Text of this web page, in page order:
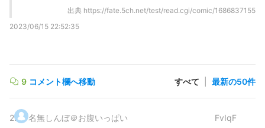
出典 https://fate.5ch.net/test/read.cgi/comic/1686837155
2023/06/15 22:52:35
9 コメント欄へ移動 すべて 最新の50件
2. 名無しんぼ＠お腹いっぱい FvIqF